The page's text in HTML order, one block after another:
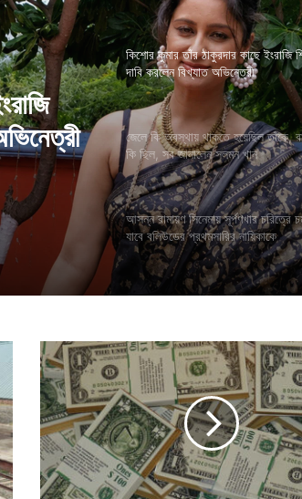
সলমন
কিশোর কুমার তাঁর ঠাকুরদার কাছে ইংরাজি
দাবি করলেন বিখ্যাত অভিনেত্রী
জেলে কি অবস্থায় থাকতে হয়েছিল তাঁকে,
কি ছিল, সব জানালেন সলমন খান
আসন্ন রামায়ণ সিনেমায় সূর্পণখার চরিত্রে
যাবে বলিউডের প্রথমসারির নায়িকাকে
এ
ক
রা
তে
র
ম
ধ্যে
৮